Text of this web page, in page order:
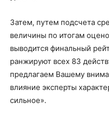
Затем, путем подсчета
величины по итогам
выводится финальный
ранжируют всех 83
предлагаем Вашему
влияние эксперты
сильное».